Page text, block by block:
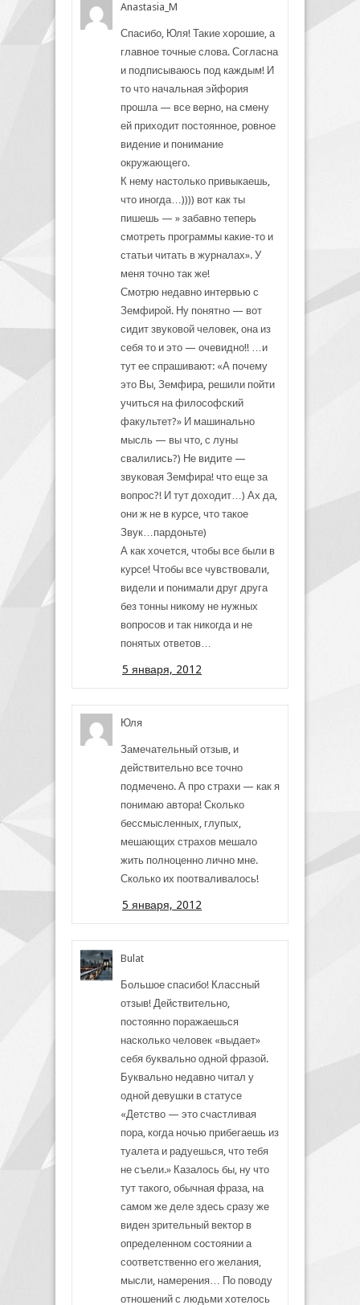
Anastasia_M
Спасибо, Юля! Такие хорошие, а
главное точные слова. Согласна
и подписываюсь под каждым! И
то что начальная эйфория
прошла — все верно, на смену
ей приходит постоянное, ровное
видение и понимание
окружающего.
К нему настолько привыкаешь,
что иногда…)))) вот как ты
пишешь — » забавно теперь
смотреть программы какие-то и
статьи читать в журналах». У
меня точно так же!
Смотрю недавно интервью с
Земфирой. Ну понятно — вот
сидит звуковой человек, она из
себя то и это — очевидно!! …и
тут ее спрашивают: «А почему
это Вы, Земфира, решили пойти
учиться на философский
факультет?» И машинально
мысль — вы что, с луны
свалились?) Не видите —
звуковая Земфира! что еще за
вопрос?! И тут доходит…) Ах да,
они ж не в курсе, что такое
Звук…пардоньте)
А как хочется, чтобы все были в
курсе! Чтобы все чувствовали,
видели и понимали друг друга
без тонны никому не нужных
вопросов и так никогда и не
понятых ответов…
5 января, 2012
Юля
Замечательный отзыв, и
действительно все точно
подмечено. А про страхи — как я
понимаю автора! Сколько
бессмысленных, глупых,
мешающих страхов мешало
жить полноценно лично мне.
Сколько их поотваливалось!
5 января, 2012
Bulat
Большое спасибо! Классный
отзыв! Действительно,
постоянно поражаешься
насколько человек «выдает»
себя буквально одной фразой.
Буквально недавно читал у
одной девушки в статусе
«Детство — это счастливая
пора, когда ночью прибегаешь из
туалета и радуешься, что тебя
не съели.» Казалось бы, ну что
тут такого, обычная фраза, на
самом же деле здесь сразу же
виден зрительный вектор в
определенном состоянии а
соответственно его желания,
мысли, намерения… По поводу
отношений с людьми хотелось